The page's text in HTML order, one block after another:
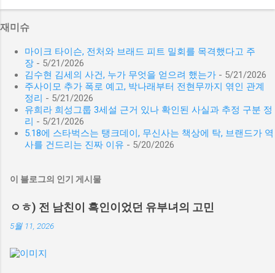
재미슈
마이크 타이슨, 전처와 브래드 피트 밀회를 목격했다고 주
장 - 5/21/2026
김수현 김세의 사건, 누가 무엇을 얻으려 했는가 - 5/21/2026
주사이모 추가 폭로 예고, 박나래부터 전현무까지 엮인 관계
정리 - 5/21/2026
유희라 희성그룹 3세설 근거 있나 확인된 사실과 추정 구분 정
리 - 5/21/2026
5.18에 스타벅스는 탱크데이, 무신사는 책상에 탁, 브랜드가 역
사를 건드리는 진짜 이유 - 5/20/2026
이 블로그의 인기 게시물
ㅇㅎ) 전 남친이 흑인이었던 유부녀의 고민
5월 11, 2026